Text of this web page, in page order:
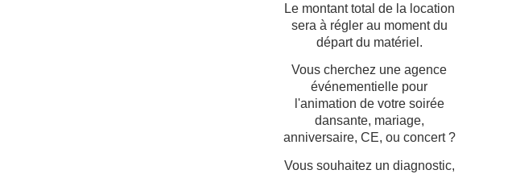
Le montant total de la location
sera à régler au moment du
départ du matériel.
Vous cherchez une agence
événementielle pour
l'animation de votre soirée
dansante, mariage,
anniversaire, CE, ou concert ?
Vous souhaitez un diagnostic,